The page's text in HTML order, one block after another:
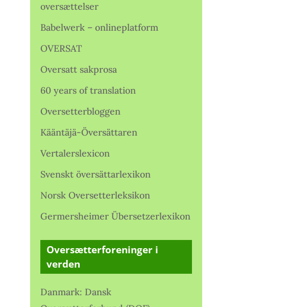
oversættelser
Babelwerk – onlineplatform
OVERSAT
Oversatt sakprosa
60 years of translation
Oversetterbloggen
Kääntäjä-Översättaren
Vertalerslexicon
Svenskt översättarlexikon
Norsk Oversetterleksikon
Germersheimer Übersetzerlexikon
Oversætterforeninger i
verden
Danmark: Dansk